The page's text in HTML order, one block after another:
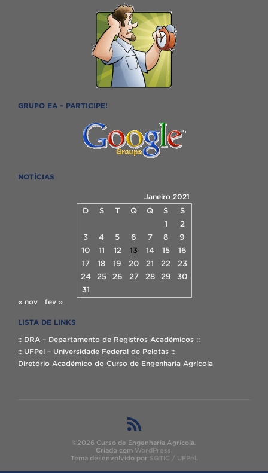
GRUPO EA – PARTICIPE!
NOTÍCIAS
Janeiro 2021
D S T Q Q S
S
1
2
3
4 5 6 7 8
9
10
11 12 13 14 15
16
17
18 19 20 21 22
23
24
25 26 27 28 29
30
31
« nov fev »
LISTA DE LINKS
:: DRA – Departamento de Registros Acadêmicos ::
:: UFPel – Universidade Federal de Pelotas ::
Diretório Acadêmico do Curso de Engenharia Agrícola
©2026 Curso de Engenharia Agrícola.
Criado com WordPress.
Tema desenvolvido por SGTIC / UFPel.